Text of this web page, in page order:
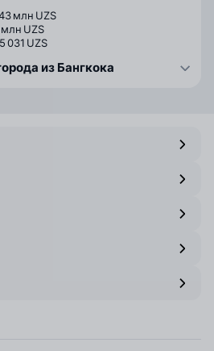
млн UZS
млн UZS
031 UZS
из Бангкока